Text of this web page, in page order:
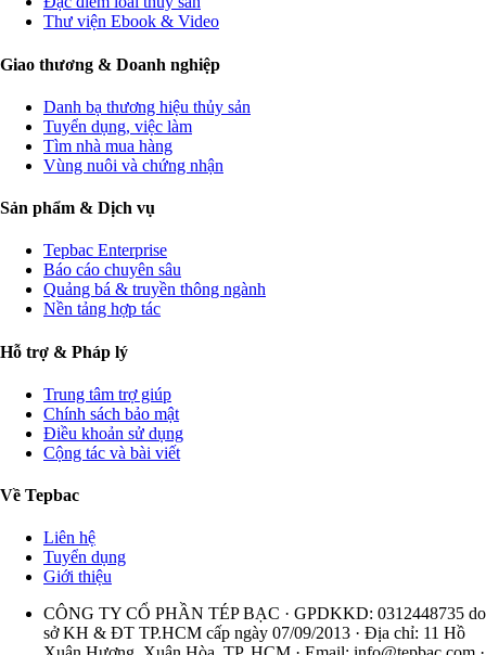
Thư viện Ebook & Video
Giao thương & Doanh nghiệp
Danh bạ thương hiệu thủy sản
Tuyển dụng, việc làm
Tìm nhà mua hàng
Vùng nuôi và chứng nhận
Sản phẩm & Dịch vụ
Tepbac Enterprise
Báo cáo chuyên sâu
Quảng bá & truyền thông ngành
Nền tảng hợp tác
Hỗ trợ & Pháp lý
Trung tâm trợ giúp
Chính sách bảo mật
Điều khoản sử dụng
Cộng tác và bài viết
Về Tepbac
Liên hệ
Tuyển dụng
Giới thiệu
CÔNG TY CỔ PHẦN TÉP BẠC · GPDKKD: 0312448735 do
sở KH & ĐT TP.HCM cấp ngày 07/09/2013 · Địa chỉ: 11 Hồ